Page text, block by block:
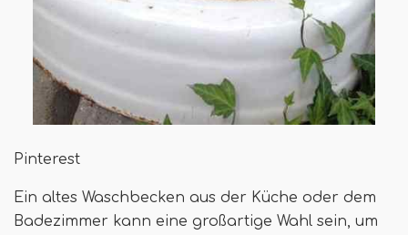
Pinterest
Ein altes Waschbecken aus der Küche oder dem
Badezimmer kann eine großartige Wahl sein, um